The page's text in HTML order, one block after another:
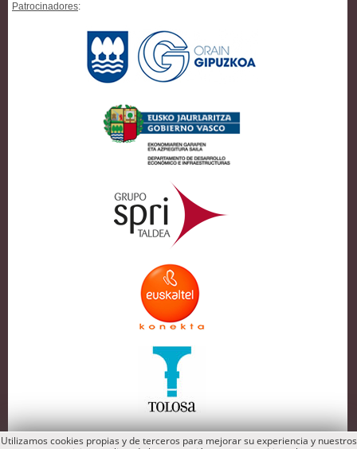
Patrocinadores:
Utilizamos cookies propias y de terceros para mejorar su experiencia y nuestros